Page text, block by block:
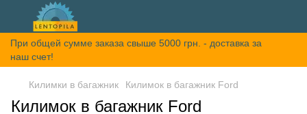
При общей сумме заказа свыше 5000 грн. - доставка за
наш счет!
Килимки в багажник Килимок в багажник Ford
Килимок в багажник Ford